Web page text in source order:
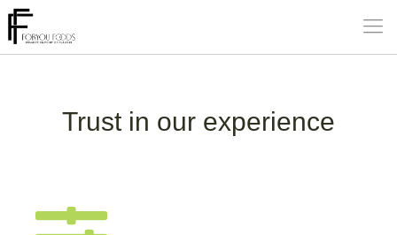
Trust in our experience